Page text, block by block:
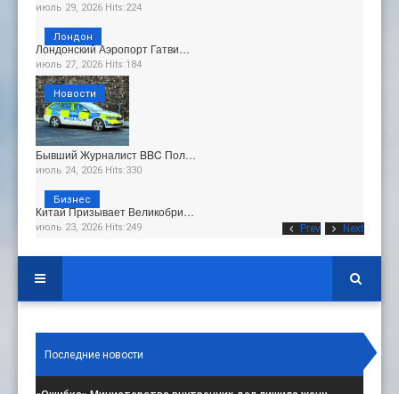
Prev Next
июль 29, 2026 Hits:224
Лондонский Аэропорт Гатви…
июль 27, 2026 Hits:184
Лондон
Бывший Журналист BBC Пол…
июль 24, 2026 Hits:330
Новости
Китай Призывает Великобри…
июль 23, 2026 Hits:249
Бизнес
Последние новости